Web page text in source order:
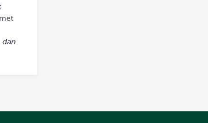
dan